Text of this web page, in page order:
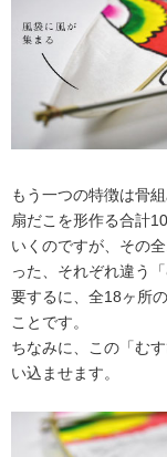
もう一つの特徴は骨
扇だこを形作る合計
いくのですが、その
った、それぞれ違う
要するに、全18ヶ所
ことです。
ちなみに、この「む
い込ませます。